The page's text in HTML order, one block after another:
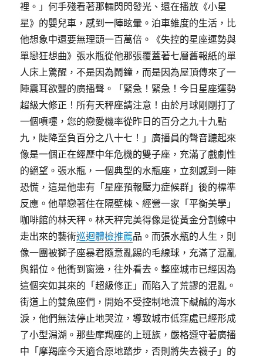
裡。」何手殘看著那輛閃閃發光、還在播放《小星
星》的嬰兒車，感到一陣眩暈。泊車維度的生活，比
他想象中還要無理頭一百萬倍。《失控的星座運勢與
單戀狂想曲》張水瓶從他那張覆蓋著七層舊報紙的單
人床上驚醒，不是因為鬧鐘，而是因為屋頂傳來了一
陣震耳欲聾的廣播聲。「緊急！緊急！今日星座運勢
超級大修正！所有天秤座請注意！由於月球剛剛打了
一個噴嚏，您的戀愛機率從昨日的百分之九十九點
九，陡降至負百分之八十七！」廣播員的聲音聽起來
像是一個正在經歷中年危機的雙子座，充滿了戲劇性
的絕望。張水瓶，一個典型的水瓶座，立刻感到一陣
恐慌，這是他患有「星座預報壓力症候群」後的標準
反應。他單戀著住在隔壁棟、經營一家「平衡美學」
咖啡館的林天秤。林天秤完美得像是從黃金分割線中
走出來的藝術巡迴體檢推薦品。而張水瓶的人生，則
像一團被獅子座暴君隨意亂踢的毛線球，充滿了混亂
與錯位。他衝到窗邊，往外看去。整座城市已經因為
這個突如其來的「超級修正」而陷入了荒謬的混亂。
街道上的雙魚座們，開始不受控制地流下鹹鹹的海水
淚，他們無法停止地哭泣，導致城市低窪處已經形成
了小型潟湖。那些摩羯座的上班族，嚴格遵守著廣播
中「摩羯座今天適合原地踏步，否則將失去襪子」的